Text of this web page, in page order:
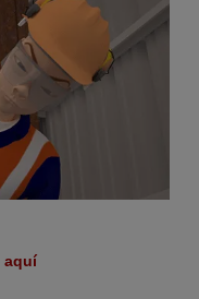
aquí